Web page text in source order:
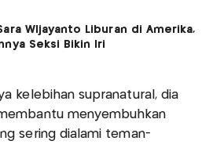
WIjayanto Liburan di Amerika,
Seksi Bikin Iri
kelebihan supranatural, dia
menyembuhkan
sering dialami teman-